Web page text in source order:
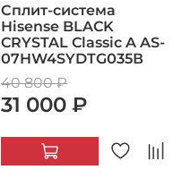
Сплит-система
Hisense BLACK
CRYSTAL Classic A AS-
07HW4SYDTG035В
40 800 ₽
31 000 ₽